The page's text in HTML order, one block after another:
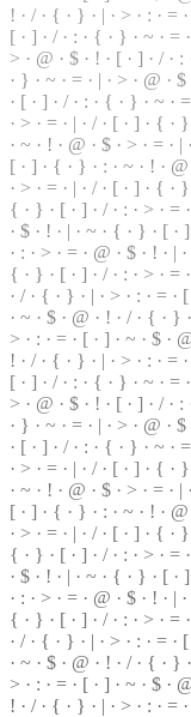
! · / · { · } · | · > · : · =
[ · ] · / · : · { · } · ~ · =
> · @ · $ · ! · [ · ] · / ·
· } · ~ · = · | · > · @ ·
· [ · ] · / · : · { · } · ~ ·
· > · = · | · /· [ · ] · { · }
· ~ · ! · @ · $ · > · = · |
[ · ] · { · } · : · ~ · ! ·
· > · = · | · / · [ · ] · { ·
{ · } · [ · ] · / · : · > · =
· $ · ! · | · ~ · { · } · [ · ]
· : · > · = · @ · $ · ! · |
{ · } · [ · ] · / · : · > · =
· / · { · } · | · > · : · = · [
· ~ · $ · @ · ! · / · { · }
> · : · = · [ · ] · ~ · $ ·
! · / · { · } · | · > · : · =
[ · ] · / · : · { · } · ~ · =
> · @ · $ · ! · [ · ] · / ·
· } · ~ · = · | · > · @ ·
· [ · ] · / · : · { · } · ~ ·
· > · = · | · / · [ · ] · { · }
· ~ · ! · @ · $ · > · = · |
[ · ] · { · } · : · ~ · ! · @
· > · = · | · / · [ · ] · { ·
{ · } · [ · ] · / · : · > · =
· $ · ! · | · ~ · { · } · [ ·
· : · > · = · @ · $ · ! · |
{ · } · [ · ] · / · : · > · =
· / · { · } · | · > · : · = ·
· ~ · $ · @ · ! · / · { · }
> · : · = · [ · ] · ~ · $ ·
! · / · { · } · | · > · : · =